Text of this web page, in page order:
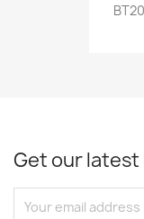
Get our latest